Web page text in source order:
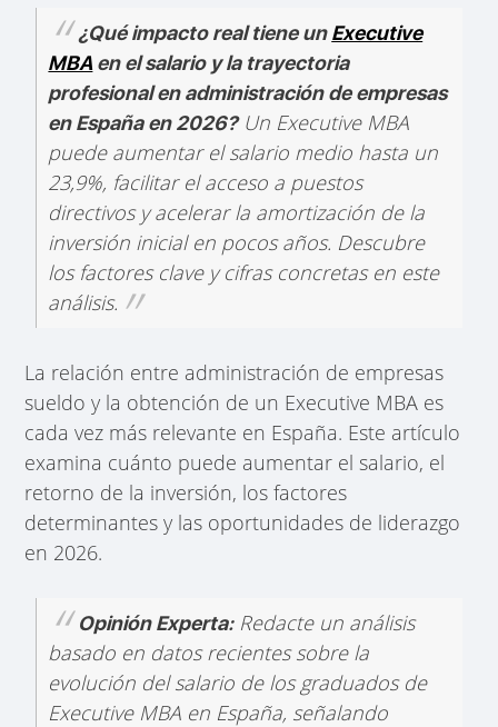
¿Qué impacto real tiene unExecutive
MBA en el salario y la trayectoria
profesional en administración de empresas
en España en 2026?Un Executive MBA
puede aumentar el salario medio hasta un
23,9%, facilitar el acceso a puestos
directivos y acelerar la amortización de la
inversión inicial en pocos años. Descubre
los factores clave y cifras concretas en este
análisis.
La relación entre administración de empresas
sueldo y la obtención de un Executive MBA es
cada vez más relevante en España. Este artículo
examina cuánto puede aumentar el salario, el
retorno de la inversión, los factores
determinantes y las oportunidades de liderazgo
en 2026.
Opinión Experta: Redacte un análisis
basado en datos recientes sobre la
evolución del salario de los graduados de
Executive MBA en España, señalando